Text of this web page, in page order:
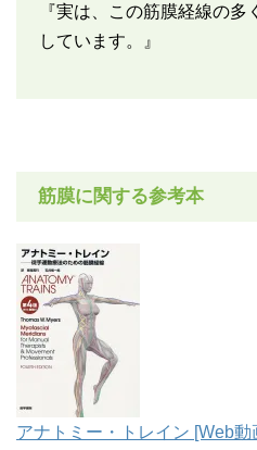
『実は、この筋膜経線の
しています。』
筋膜に関する参考本
アナトミー・トレイン [Web